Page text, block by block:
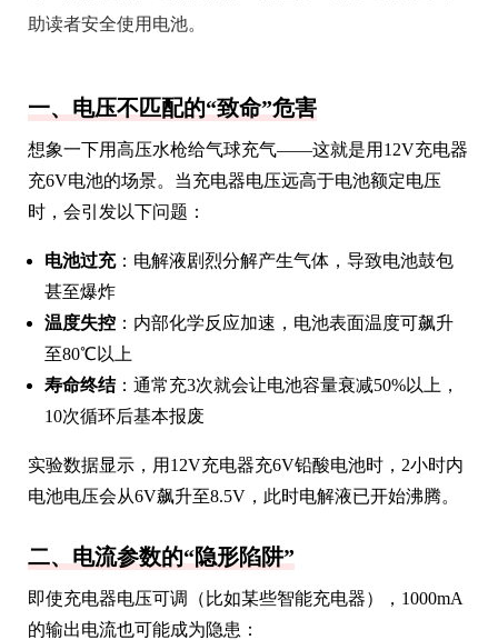
助读者安全使用电池。
一、电压不匹配的“致命”危害
想象一下用高压水枪给气球充气——这就是用12V充电器
充6V电池的场景。当充电器电压远高于电池额定电压
时，会引发以下问题：
电池过充：电解液剧烈分解产生气体，导致电池鼓包
甚至爆炸
温度失控 ：内部化学反应加速，电池表面温度可飙升
至80℃以上
寿命终结：通常充3次就会让电池容量衰减50%以上，
10次循环后基本报废
实验数据显示，用12V充电器充6V铅酸电池时，2小时内
电池电压会从6V飙升至8.5V，此时电解液已开始沸腾。
二、电流参数的“隐形陷阱”
即使充电器电压可调（比如某些智能充电器），1000mA
的输出电流也可能成为隐患：